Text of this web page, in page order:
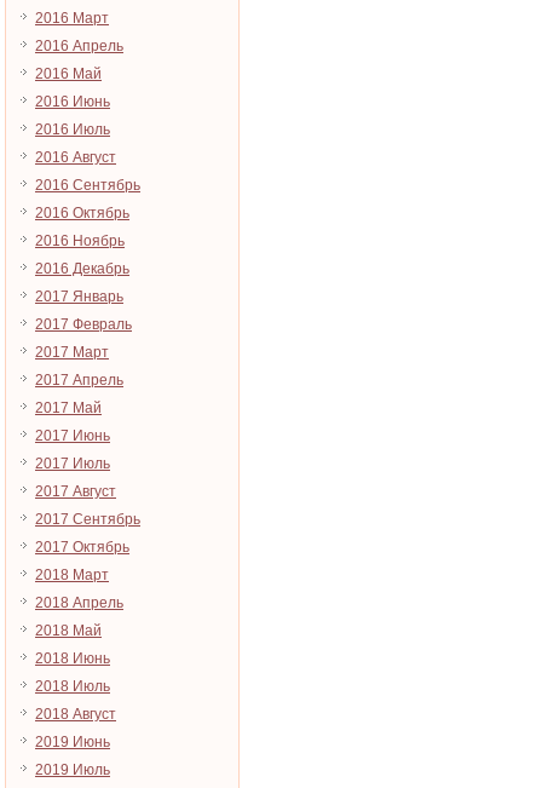
2016 Март
2016 Апрель
2016 Май
2016 Июнь
2016 Июль
2016 Август
2016 Сентябрь
2016 Октябрь
2016 Ноябрь
2016 Декабрь
2017 Январь
2017 Февраль
2017 Март
2017 Апрель
2017 Май
2017 Июнь
2017 Июль
2017 Август
2017 Сентябрь
2017 Октябрь
2018 Март
2018 Апрель
2018 Май
2018 Июнь
2018 Июль
2018 Август
2019 Июнь
2019 Июль